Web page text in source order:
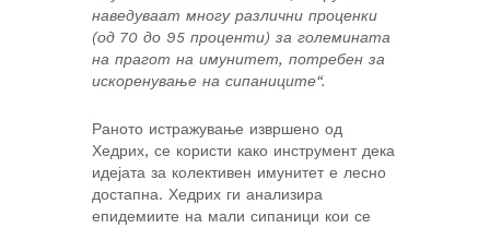
наведуваат многу различни проценки
(од 70 до 95 проценти) за големината
на прагот на имунитет, потребен за
искоренување на сипаниците“.
Раното истражување извршено од
Хедрих, се користи како инструмент дека
идејата за колективен имунитет е лесно
достапна. Хедрих ги анализира
епидемиите на мали сипаници кои се